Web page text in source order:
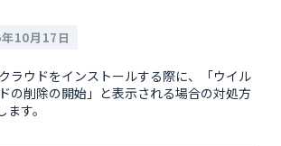
10月17日
ラウドをインストールする際に、「ウイル
の削除の開始」と表示される場合の対処方
す。